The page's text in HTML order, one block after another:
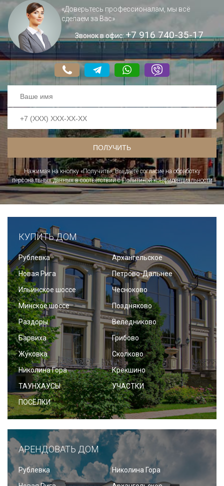
«Доверьтесь профессионалам, мы всё
сделаем за Вас»
Звонок в офис: +7 916 740-35-17
Нажимая на кнопку «Получить», Вы даете согласие на обработку
персональных данных в соответствии сПолитикой конфиденциальноcти
КУПИТЬ ДОМ
Рублевка
Новая Рига
Ильинское шоссе
Минское шоссе
Раздоры
Барвиха
Жуковка
Николина Гора
Архангельское
Петрово-Дальнее
Чесноково
Поздняково
Веледниково
Грибово
Сколково
Крекшино
ТАУНХАУСЫ
УЧАСТКИ
ПОСЁЛКИ
АРЕНДОВАТЬ ДОМ
Рублевка
Николина Гора